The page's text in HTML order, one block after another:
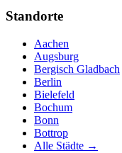
Standorte
Aachen
Augsburg
Bergisch Gladbach
Berlin
Bielefeld
Bochum
Bonn
Bottrop
Alle Städte →